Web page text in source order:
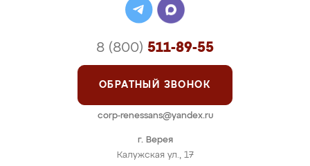
г. Верея
Калужская ул., 17
8 (800) 511-89-55
ОБРАТНЫЙ ЗВОНОК
corp-renessans@yandex.ru